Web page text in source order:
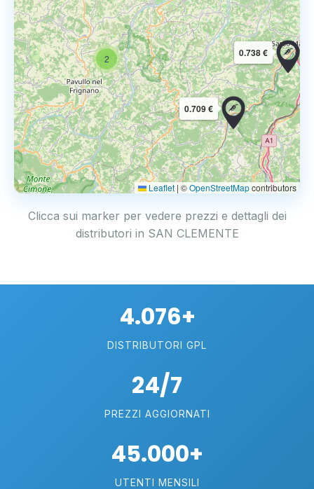
2
0.709 €
0.738 €
Leaflet | ©OpenStreetMapcontributors
Clicca sui marker per vedere prezzi e dettagli dei
distributori in SAN CLEMENTE
4.076+
DISTRIBUTORI GPL
24/7
PREZZI AGGIORNATI
45.000+
UTENTI MENSILI